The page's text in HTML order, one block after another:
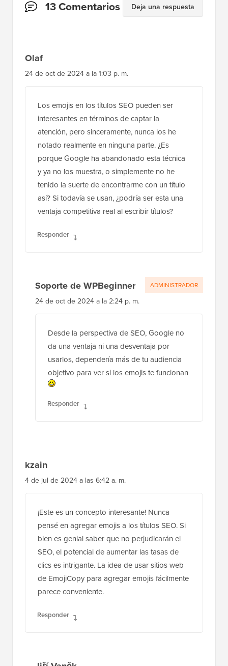
Interacciones
13 Comentarios Deja una respuesta
Olaf
24 de oct de 2024 a la 1:03 p. m.
Los emojis en los títulos SEO pueden ser
interesantes en términos de captar la
atención, pero sinceramente, nunca los he
notado realmente en ninguna parte. ¿Es
porque Google ha abandonado esta técnica
y ya no los muestra, o simplemente no he
tenido la suerte de encontrarme con un título
así? Si todavía se usan, ¿podría ser esta una
ventaja competitiva real al escribir títulos?
Responder
Soporte de WPBeginner
24 de oct de 2024 a la 2:24 p. m.
Desde la perspectiva de SEO, Google no
da una ventaja ni una desventaja por
usarlos, dependería más de tu audiencia
objetivo para ver si los emojis te funcionan
Responder
ADMINISTRADOR
kzain
4 de jul de 2024 a las 6:42 a. m.
¡Este es un concepto interesante! Nunca
pensé en agregar emojis a los títulos SEO. Si
bien es genial saber que no perjudicarán el
SEO, el potencial de aumentar las tasas de
clics es intrigante. La idea de usar sitios web
de EmojiCopy para agregar emojis fácilmente
parece conveniente.
Responder